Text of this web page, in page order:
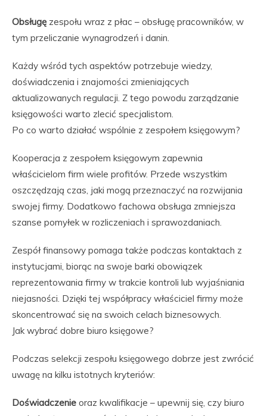
Obsługęzespołu wraz z płac – obsługę pracowników, w
tym przeliczanie wynagrodzeń i danin.
Każdy wśród tych aspektów potrzebuje wiedzy,
doświadczenia i znajomości zmieniających
aktualizowanych regulacji. Z tego powodu zarządzanie
księgowości warto zlecić specjalistom.
Po co warto działać wspólnie z zespołem księgowym?
Kooperacja z zespołem księgowym zapewnia
właścicielom firm wiele profitów. Przede wszystkim
oszczędzają czas, jaki mogą przeznaczyć na rozwijania
swojej firmy. Dodatkowo fachowa obsługa zmniejsza
szanse pomyłek w rozliczeniach i sprawozdaniach.
Zespół finansowy pomaga także podczas kontaktach z
instytucjami, biorąc na swoje barki obowiązek
reprezentowania firmy w trakcie kontroli lub wyjaśniania
niejasności. Dzięki tej współpracy właściciel firmy może
skoncentrować się na swoich celach biznesowych.
Jak wybrać dobre biuro księgowe?
Podczas selekcji zespołu księgowego dobrze jest zwrócić
uwagę na kilku istotnych kryteriów:
Doświadczenie oraz kwalifikacje – upewnij się, czy biuro